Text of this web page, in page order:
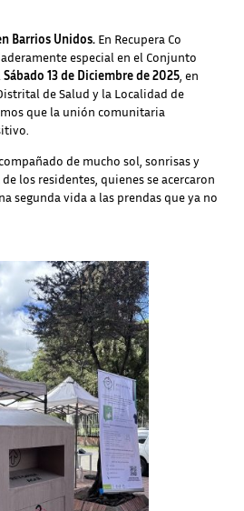
Barrios Unidos. En Recupera Co
especial en el Conjunto
Sábado 13 de Diciembre de 2025 , en
de Salud y la Localidad de
que la unión comunitaria
de mucho sol, sonrisas y
de los residentes, quienes se acercaron
segunda vida a las prendas que ya no